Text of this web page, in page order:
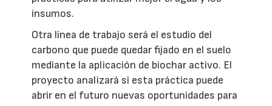
insumos.
Otra línea de trabajo será el estudio del
carbono que puede quedar fijado en el suelo
mediante la aplicación de biochar activo. El
proyecto analizará si esta práctica puede
abrir en el futuro nuevas oportunidades para